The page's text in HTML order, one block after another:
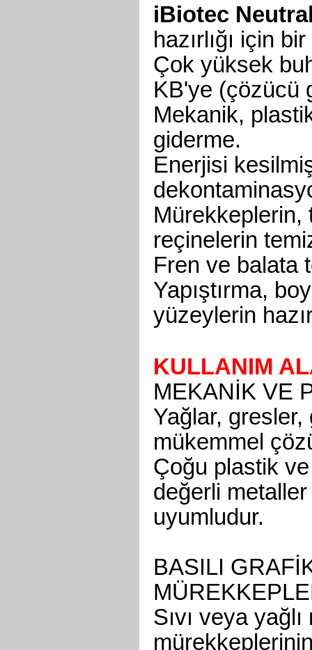
iBiotec
hazırlığı için
Çok yüksek
KB'ye (çözücü
Mekanik,
giderme.
Enerjisi
Mürekkeplerin,
reçinelerin
Fren ve balata
Yapıştırma,
yüzeylerin
KULLANIM
MEKANİK VE
Yağlar,
mükemmel
Çoğu plastik ve
değerli
uyumludur.
BASILI
Sıvı veya